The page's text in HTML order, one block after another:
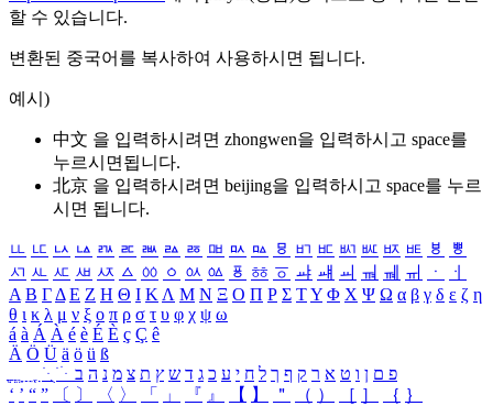
할 수 있습니다.
변환된 중국어를 복사하여 사용하시면 됩니다.
예시)
中文 을 입력하시려면 zhongwen을 입력하시고 space를
누르시면됩니다.
北京 을 입력하시려면 beijing을 입력하시고 space를 누르
시면 됩니다.
ㅥ ㅦ ㅧ ㅨ ㅩ ㅪ ㅫ ㅬ ㅭ ㅮ ㅯ ㅰ ㅱ ㅲ ㅳ ㅴ ㅵ ㅶ ㅷ ㅸ
ㅹ
ㅺ ㅻ ㅼ ㅽ ㅾ ㅿ ㆀ ㆁ ㆂ ㆃ ㆄ ㆅ ㆆ ㆇ ㆈ ㆉ ㆊ ㆋ ㆌ ㆍ
ㆎ
Α Β ΓΔ Ε Ζ Η Θ Ι ΚΛ Μ Ν Ξ Ο Π Ρ Σ ΤΥ Φ Χ Ψ Ω α β γ δ ε ζ η
θ ι κ λ μ ν ξ ο π ρ σ τ υ φ χ ψ ω
á à Á À é è É È ç Ç ê
Ä Ö Ü ä ö ü ß
ִֶֹ ֻּ ׁׂ פ ם ן ו ט א ר ק ף ך ל ח י ע כ ג ד ש ץ ת צ מ נ ה ב
‘ ’ “ ” 〔 〕 〈 〉 「 」 『 』 【 】 ＂ （ ） ［ ］ ｛ ｝